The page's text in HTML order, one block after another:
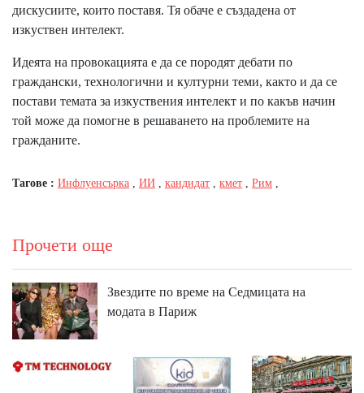
дискусиите, които поставя. Тя обаче е създадена от
изкуствен интелект.
Идеята на провокацията е да се породят дебати по
граждански, технологични и културни теми, както и да се
постави темата за изкуствения интелект и по какъв начин
той може да помогне в решаването на проблемите на
гражданите.
Тагове : Инфлуенсърка , ИИ , кандидат , кмет , Рим ,
Прочети още
Звездите по време на Седмицата на
модата в Париж